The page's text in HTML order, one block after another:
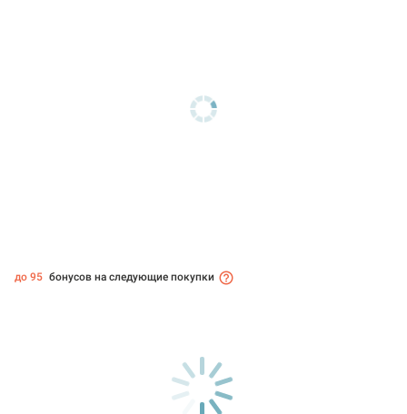
до 95 бонусов на следующие покупки